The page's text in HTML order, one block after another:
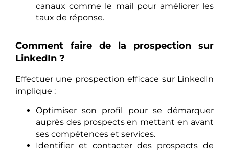
canaux comme le mail pour améliorer les
taux de réponse.
Comment faire de la prospection sur
LinkedIn ?
Effectuer une prospection efficace sur LinkedIn
implique :
Optimiser son profil pour se démarquer
auprès des prospects en mettant en avant
ses compétences et services.
Identifier et contacter des prospects de